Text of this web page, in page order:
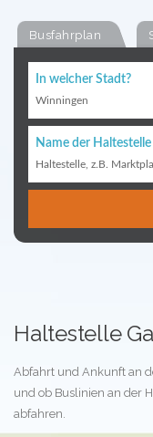
Busfahrplan
In welcher Stadt?
Winningen
Name der Haltestelle
Haltestelle, z.B.
Haltestelle
Abfahrt und Ankunft an
und ob Buslinien an der
abfahren.